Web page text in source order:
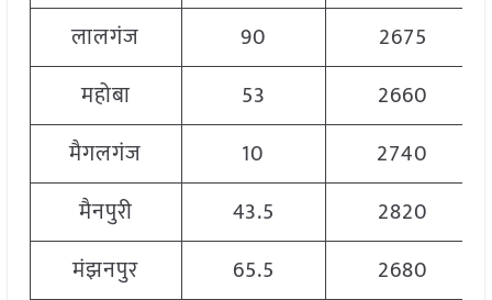
लालगंज
90
2675
महोबा
53
2660
मैगलगंज
10
2740
मैनपुरी
43.5
2820
मंझनपुर
65.5
2680